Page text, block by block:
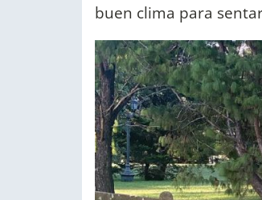
buen clima para